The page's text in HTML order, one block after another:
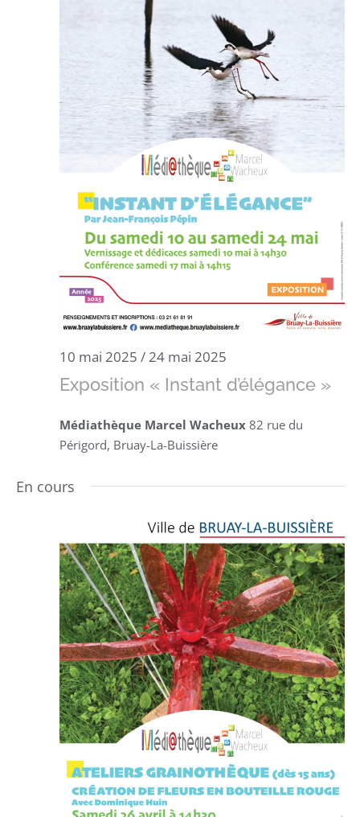
10 mai 2025 /24 mai 2025
Exposition « Instant d’élégance »
Médiathèque Marcel Wacheux 82 rue du
Périgord, Bruay-La-Buissière
En cours